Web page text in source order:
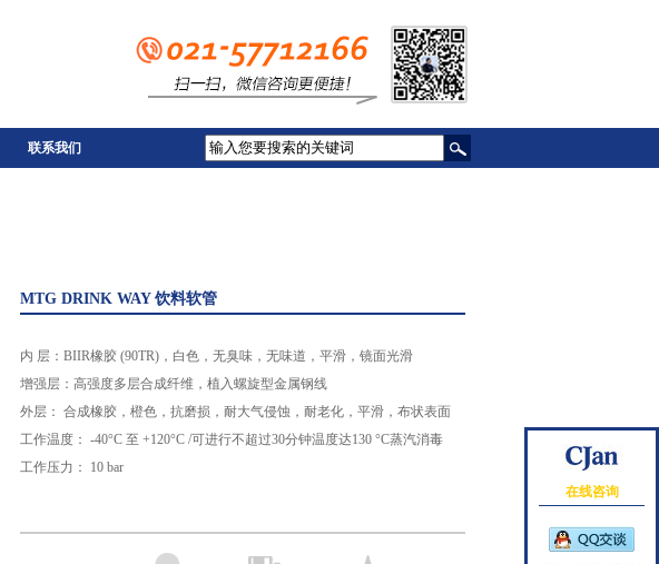
联系我们
MTG DRINK WAY 饮料软管
内 层：BIIR橡胶 (90TR)，白色，无臭味，无味道，平滑，镜面光滑
增强层：高强度多层合成纤维，植入螺旋型金属钢线
外层： 合成橡胶，橙色，抗磨损，耐大气侵蚀，耐老化，平滑，布状表面
工作温度： -40°C 至 +120°C /可进行不超过30分钟温度达130 °C蒸汽消毒
工作压力： 10 bar
在线咨询